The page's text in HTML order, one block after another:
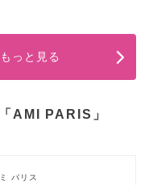
っと見る
AMI PARIS」
パリス